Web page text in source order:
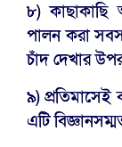
৮)
পালন করা
চাঁদ দেখার
৯) প্রতিমাসেই
এটি